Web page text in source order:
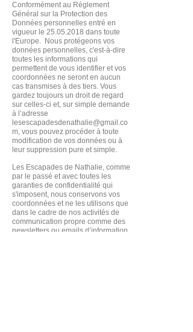
Conformément au Règlement
Général sur la Protection des
Données personnelles entré en
vigueur le 25.05.2018 dans toute
l'Europe. Nous protégeons vos
données personnelles, c'est-à-dire
toutes les informations qui
permettent de vous identifier et vos
coordonnées ne seront en aucun
cas transmises à des tiers. Vous
gardez toujours un droit de regard
sur celles-ci et, sur simple demande
à l’adresse
lesescapadesdenathalie@gmail.co
m, vous pouvez procéder à toute
modification de vos données ou à
leur suppression pure et simple.
Les Escapades de Nathalie, comme
par le passé et avec toutes les
garanties de confidentialité qui
s'imposent, nous conservons vos
coordonnées et ne les utilisons que
dans le cadre de nos activités de
communication propre comme des
newsletters ou emails d’information.